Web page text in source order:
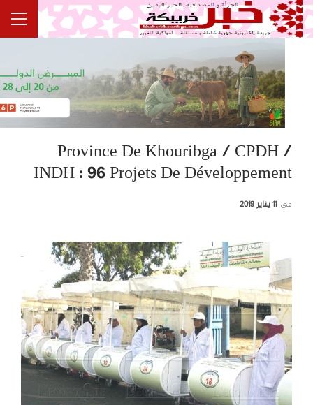
Province De Khouribga / CPDH /
INDH : 96 Projets De Développement
في 11 يناير 2019